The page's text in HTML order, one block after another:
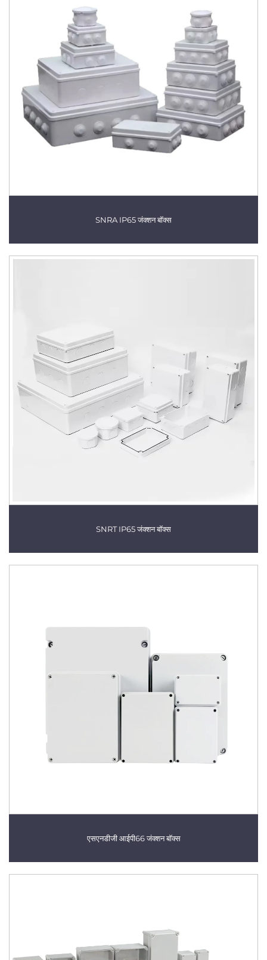
SNRA IP65 जंक्शन बॉक्स
SNRT IP65 जंक्शन बॉक्स
एसएनडीजी आईपी66 जंक्शन बॉक्स